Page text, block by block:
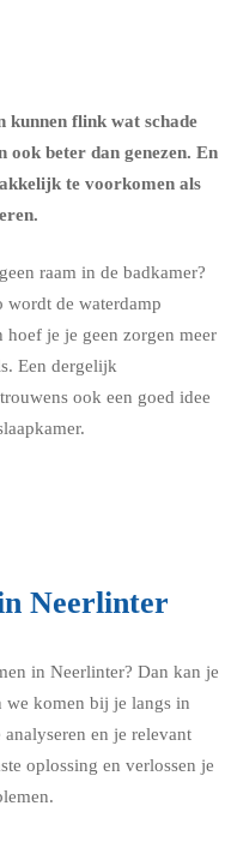
kunnen flink wat schade
ook beter dan genezen. En
te voorkomen als
raam in de badkamer?
wordt de waterdamp
je je geen zorgen meer
Een dergelijk
ook een goed idee
.
Neerlinter
in Neerlinter? Dan kan je
we komen bij je langs in
en je relevant
oplossing en verlossen je